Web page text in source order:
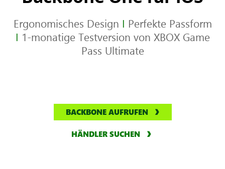
Ergonomisches Design I Perfekte Passform
I 1-monatige Testversion von XBOX Game
Pass Ultimate
BACKBONE AUFRUFEN
HÄNDLER SUCHEN